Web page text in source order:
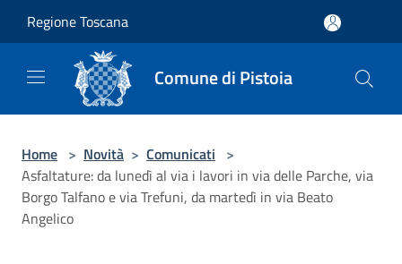
Regione Toscana
Comune di Pistoia
Home > Novità > Comunicati >
Asfaltature: da lunedì al via i lavori in via delle Parche, via
Borgo Talfano e via Trefuni, da martedì in via Beato
Angelico